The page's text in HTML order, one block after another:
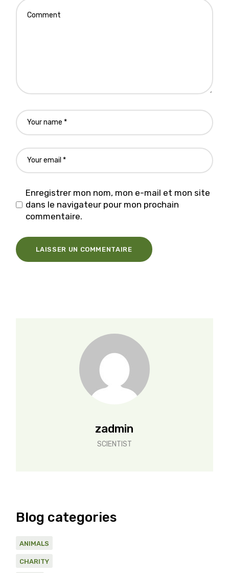
Enregistrer mon nom, mon e-mail et mon site
dans le navigateur pour mon prochain
commentaire.
LAISSER UN COMMENTAIRE
zadmin
SCIENTIST
Blog categories
ANIMALS
CHARITY